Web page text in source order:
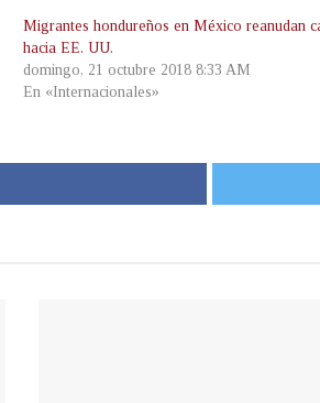
Migrantes hondureños en México reanudan
hacia EE. UU.
domingo, 21 octubre 2018 8:33 AM
En «Internacionales»